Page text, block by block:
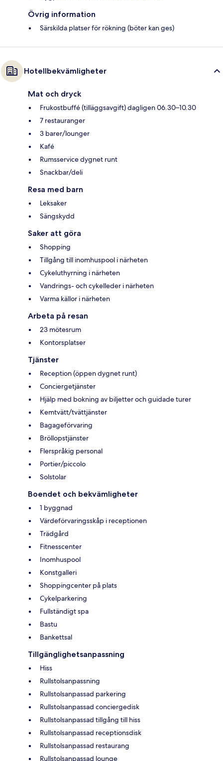
Övrig information
Särskilda platser för rökning (böter kan ges)
Hotellbekvämligheter
Mat och dryck
Frukostbuffé (tilläggsavgift) dagligen 06.30–10.30
7 restauranger
3 barer/lounger
Kafé
Rumsservice dygnet runt
Snackbar/deli
Resa med barn
Leksaker
Sängskydd
Saker att göra
Shopping
Tillgång till inomhuspool i närheten
Cykeluthyrning i närheten
Vandrings- och cykelleder i närheten
Varma källor i närheten
Arbeta på resan
23 mötesrum
Kontorsplatser
Tjänster
Reception (öppen dygnet runt)
Conciergetjänster
Hjälp med bokning av biljetter och guidade turer
Kemtvätt/tvättjänster
Bagageförvaring
Bröllopstjänster
Flerspråkig personal
Portier/piccolo
Solstolar
Boendet och bekvämligheter
1 byggnad
Värdeförvaringsskåp i receptionen
Trädgård
Fitnesscenter
Inomhuspool
Konstgalleri
Shoppingcenter på plats
Cykelparkering
Fullständigt spa
Bastu
Bankettsal
Tillgänglighetsanpassning
Hiss
Rullstolsanpassning
Rullstolsanpassad parkering
Rullstolsanpassad conciergedisk
Rullstolsanpassad tillgång till hiss
Rullstolsanpassad receptionsdisk
Rullstolsanpassad restaurang
Rullstolsanpassad lounge